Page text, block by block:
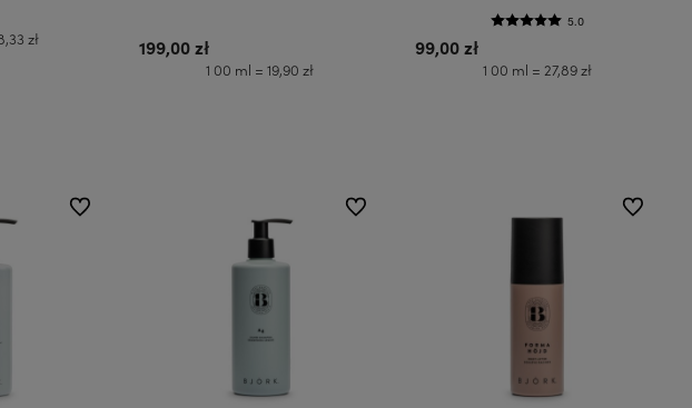
zł 199,00 zł
1 00 ml = 19,90 zł
5.0
99,00 zł
1 00 ml = 27,89 zł
do ulubionych do ulubionych do